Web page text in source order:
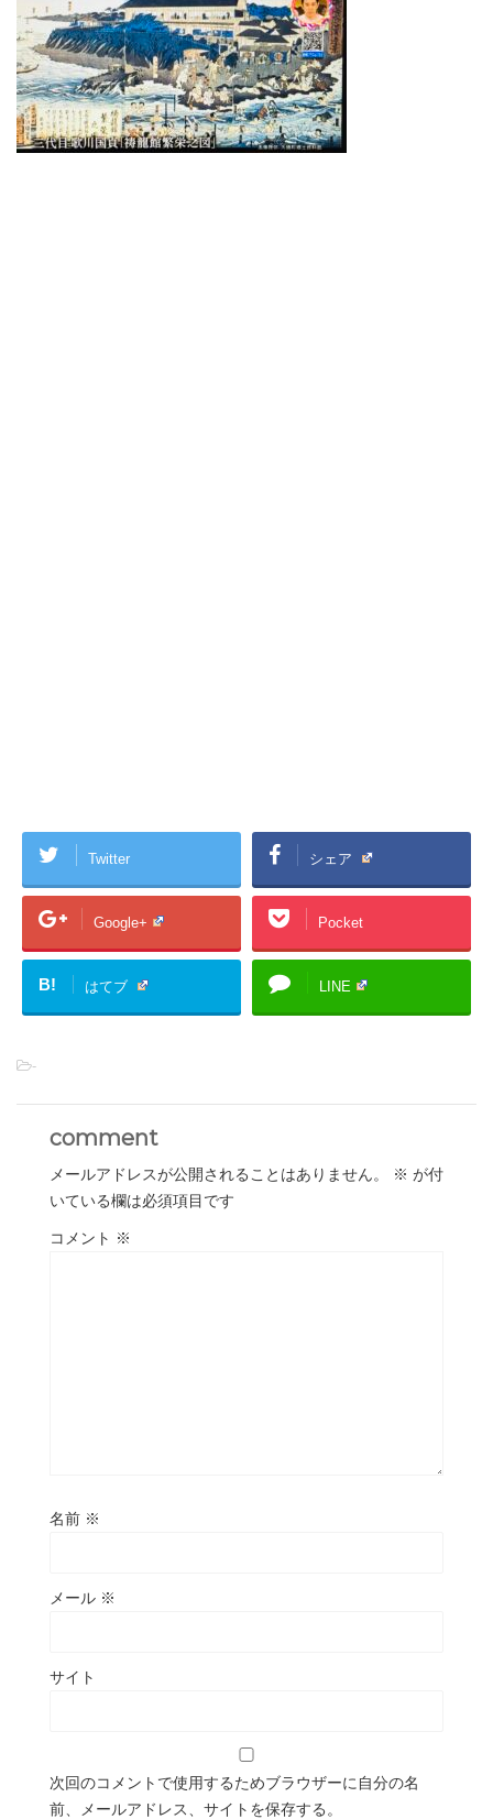
Twitter シェア
Google+ Pocket
B! はてブ LINE
-
comment
メールアドレスが公開されることはありません。 ※ が付
いている欄は必須項目です
コメント ※
名前 ※
メール ※
サイト
次回のコメントで使用するためブラウザーに自分の名
前、メールアドレス、サイトを保存する。